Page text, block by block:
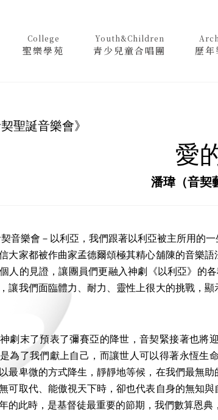
College
聖樂學苑
Youth&Children
青少兒童合唱團 歷年
聖誕音樂會》
愛
潘瑋（音契
音樂會－以利亞，我們跟著以利亞被主所用的
大家都被作曲家孟德爾頌極其精心舖陳的音樂
人的見證，讓團員們更融入神劇《以利亞》的
讓我們面臨體力、耐力、靈性上很大的挑戰，
劇末了預表了彌賽亞的降世，音契緊接著也將
為了我們獻上自己，而讓世人可以得著永恆生
最卑微的方式降生，靜靜地等候，在我們最無
可取代、能傲視天下時，卻也代表自身的無知
的此時，是基督徒最重要的節期，我們數算恩